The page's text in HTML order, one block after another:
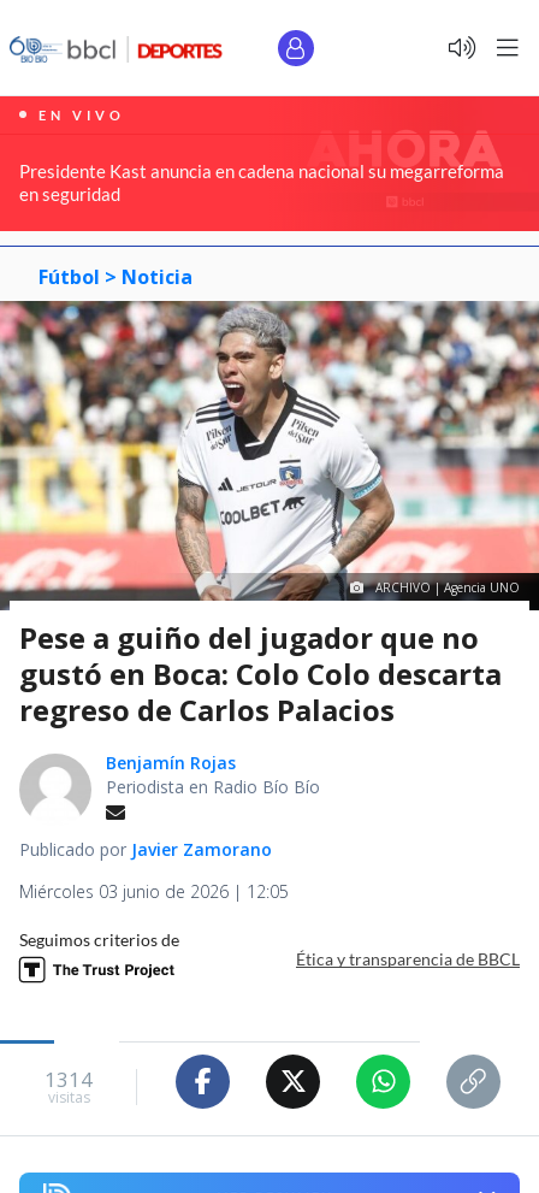
EN VIVO
Presidente Kast anuncia en cadena nacional su megarreforma
en seguridad
Fútbol > Noticia
ARCHIVO | Agencia UNO
Pese a guiño del jugador que no
gustó en Boca: Colo Colo descarta
regreso de Carlos Palacios
Benjamín Rojas
Periodista en Radio Bío Bío
Publicado por Javier Zamorano
Miércoles 03 junio de 2026 | 12:05
Seguimos criterios de
Ética y transparencia de BBCL
1314
visitas